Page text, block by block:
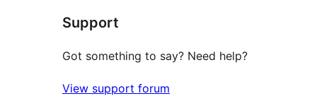
0
စောင်
သုံးသပ်
ချက်
စောင်
Support
Got something to say? Need help?
View support forum